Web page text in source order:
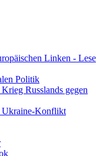
Linken - Lese
Politik
Russlands gegen
Ukraine-Konflikt